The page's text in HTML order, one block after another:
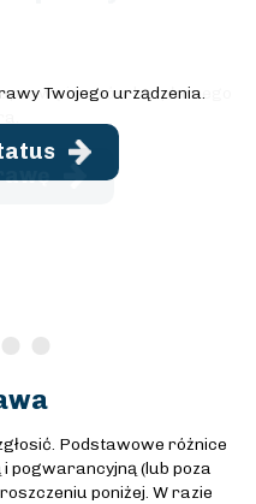
i zamów bezpłatnego
Twojego urządzenia.
Podstawowe różnice
pogwarancyjną (lub poza
poniżej. W razie